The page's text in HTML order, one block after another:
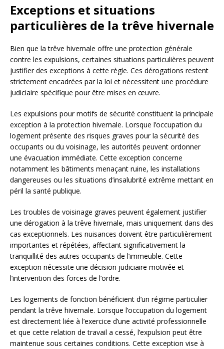
Exceptions et situations
particulières de la trêve hivernale
Bien que la trêve hivernale offre une protection générale
contre les expulsions, certaines situations particulières peuvent
justifier des exceptions à cette règle. Ces dérogations restent
strictement encadrées par la loi et nécessitent une procédure
judiciaire spécifique pour être mises en œuvre.
Les expulsions pour motifs de sécurité constituent la principale
exception à la protection hivernale. Lorsque l’occupation du
logement présente des risques graves pour la sécurité des
occupants ou du voisinage, les autorités peuvent ordonner
une évacuation immédiate. Cette exception concerne
notamment les bâtiments menaçant ruine, les installations
dangereuses ou les situations d’insalubrité extrême mettant en
péril la santé publique.
Les troubles de voisinage graves peuvent également justifier
une dérogation à la trêve hivernale, mais uniquement dans des
cas exceptionnels. Les nuisances doivent être particulièrement
importantes et répétées, affectant significativement la
tranquillité des autres occupants de l’immeuble. Cette
exception nécessite une décision judiciaire motivée et
l’intervention des forces de l’ordre.
Les logements de fonction bénéficient d’un régime particulier
pendant la trêve hivernale. Lorsque l’occupation du logement
est directement liée à l’exercice d’une activité professionnelle
et que cette relation de travail a cessé, l’expulsion peut être
maintenue sous certaines conditions. Cette exception vise à